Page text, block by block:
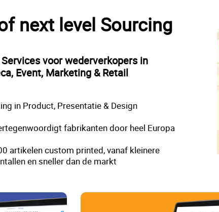
next level Sourcing
voor wederverkopers in
Event, Marketing & Retail
in Product, Presentatie & Design
fabrikanten door heel Europa
artikelen custom printed, vanaf kleinere
en sneller dan de markt